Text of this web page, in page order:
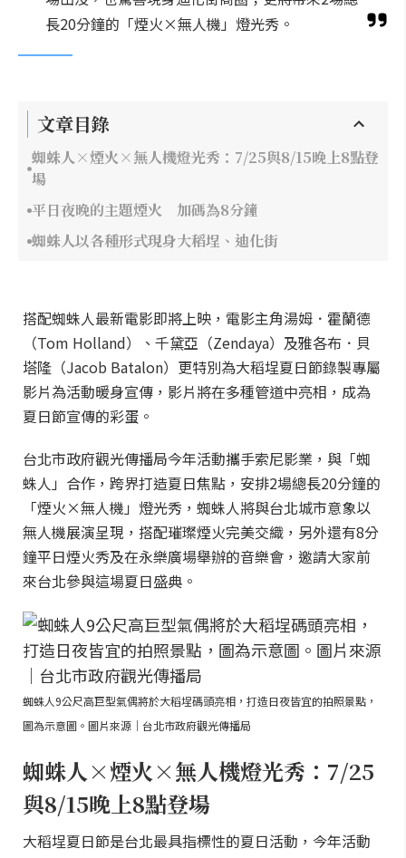
長20分鐘的「煙火×無人機」燈光秀。
文章目錄
蜘蛛人×煙火×無人機燈光秀：7/25與8/15晚上8點登
場
平日夜晚的主題煙火 加碼為8分鐘
蜘蛛人以各種形式現身大稻埕、迪化街
搭配蜘蛛人最新電影即將上映，電影主角湯姆．霍蘭德
（Tom Holland）、千黛亞（Zendaya）及雅各布．貝
塔隆（Jacob Batalon）更特別為大稻埕夏日節錄製專屬
影片為活動暖身宣傳，影片將在多種管道中亮相，成為
夏日節宣傳的彩蛋。
台北市政府觀光傳播局今年活動攜手索尼影業，與「蜘
蛛人」合作，跨界打造夏日焦點，安排2場總長20分鐘的
「煙火×無人機」燈光秀，蜘蛛人將與台北城市意象以
無人機展演呈現，搭配璀璨煙火完美交織，另外還有8分
鐘平日煙火秀及在永樂廣場舉辦的音樂會，邀請大家前
來台北參與這場夏日盛典。
蜘蛛人9公尺高巨型氣偶將於大稻埕碼頭亮相，打造日夜皆宜的拍照景點，
圖為示意圖。圖片來源｜台北市政府觀光傳播局
蜘蛛人×煙火×無人機燈光秀：7/25
與8/15晚上8點登場
大稻埕夏日節是台北最具指標性的夏日活動，今年活動